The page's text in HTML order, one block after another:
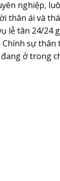
nghiệp,
thân ái và
lễ tân 24/24
sự
ở trong